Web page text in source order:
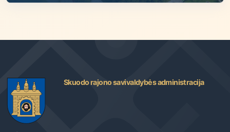
Skuodo rajono savivaldybės administracija